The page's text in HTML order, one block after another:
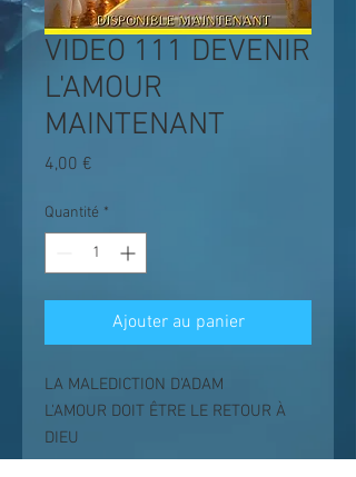
VIDEO 111 DEVENIR
L'AMOUR
MAINTENANT
4,00 €
Quantité *
Ajouter au panier
LA MALEDICTION D'ADAM
L'AMOUR DOIT ÊTRE LE RETOUR À
DIEU